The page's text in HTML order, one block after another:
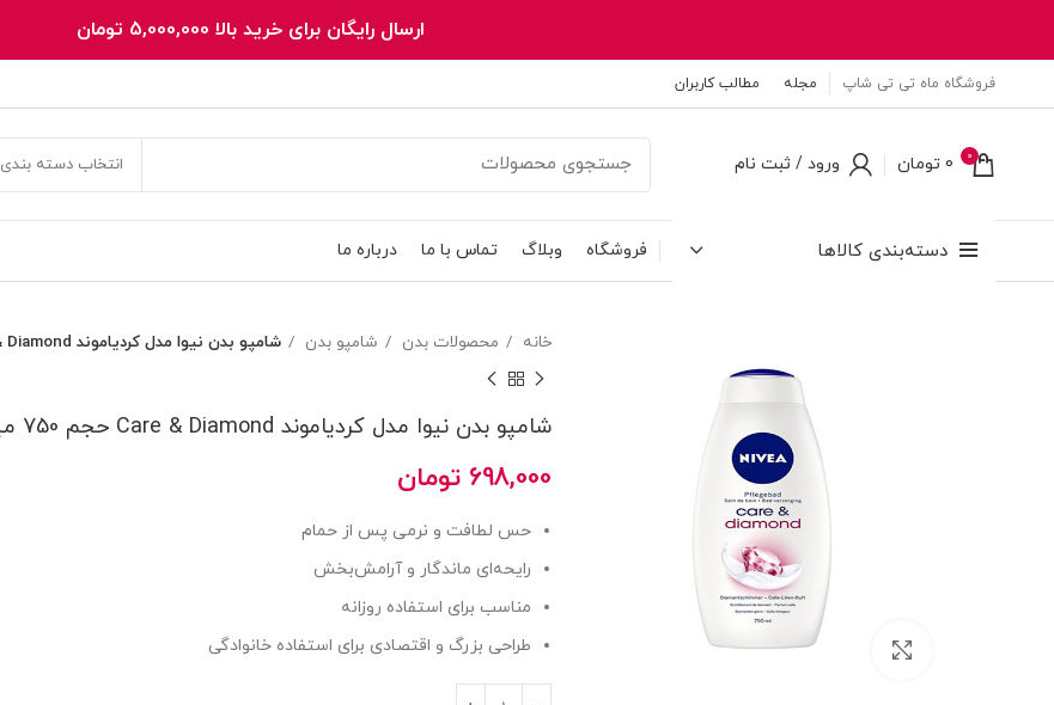
فروشگاه ماه تی تی شاپ مجله مطالب کاربران
0
0 تومان ورود / ثبت نام انتخاب دسته بندی
دسته‌بندی کالاها فروشگاه وبلاگ تماس با ما درباره ما
بزرگنمایی تصویر
خانه محصولات بدن شامپو بدن شامپو بدن نیوا مدل کردیاموند Care & Diamond حجم 750 ميل
شامپو بدن نیوا مدل کردیاموند Care & Diamond حجم 750 ميل
698,000 تومان
حس لطافت و نرمی پس از حمام
رایحه‌ای ماندگار و آرامش‌بخش
مناسب برای استفاده روزانه
طراحی بزرگ و اقتصادی برای استفاده خانوادگی
ارسال رایگان برای خرید بالا 5,000,000 تومان